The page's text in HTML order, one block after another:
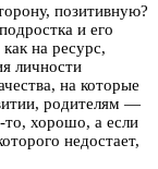
позитивную?
и его
на ресурс,
личности
на которые
родителям —
то, хорошо, а если
недостает,